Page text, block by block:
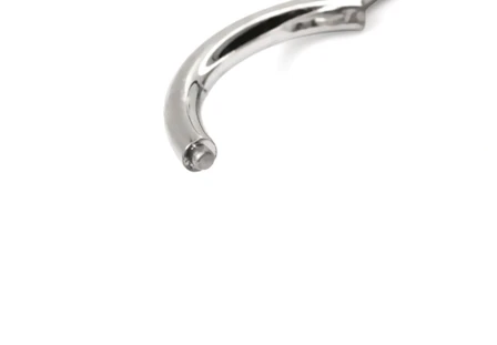
Bodymod Trend